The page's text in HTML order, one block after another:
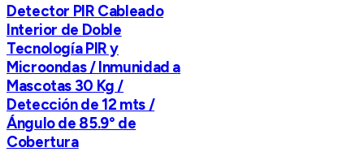
Detector PIR Cableado
Interior de Doble
Tecnología PIR y
Microondas / Inmunidad a
Mascotas 30 Kg /
Detección de 12 mts /
Ángulo de 85.9° de
Cobertura